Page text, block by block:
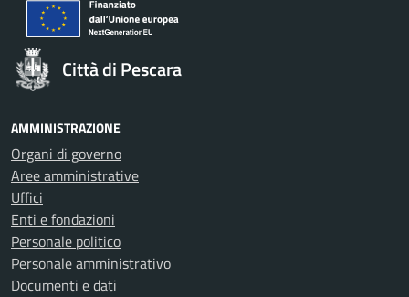
Città di Pescara
AMMINISTRAZIONE
Organi di governo
Aree amministrative
Uffici
Enti e fondazioni
Personale politico
Personale amministrativo
Documenti e dati